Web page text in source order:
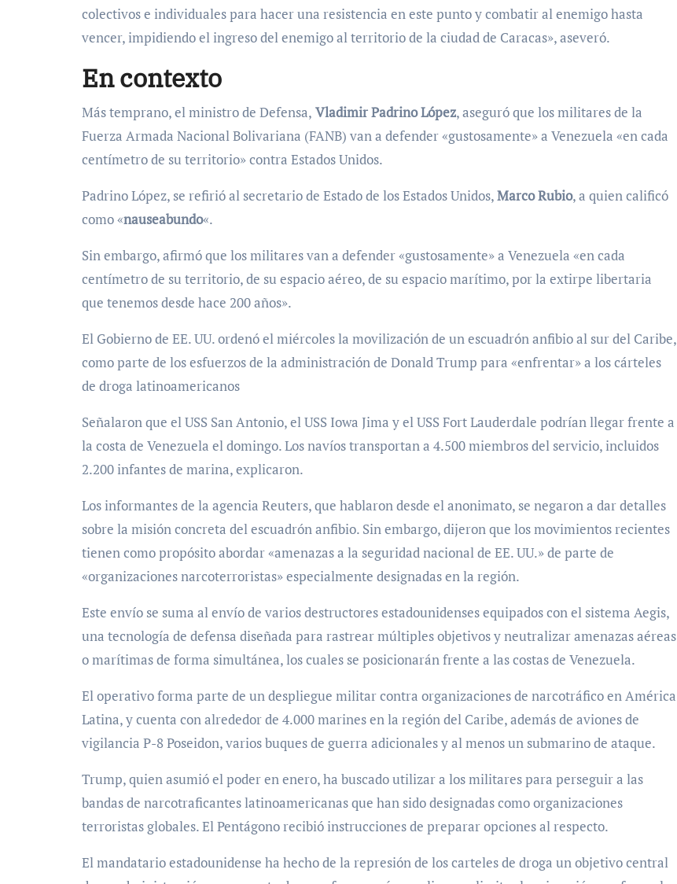
colectivos e individuales para hacer una resistencia en este punto y combatir al enemigo hasta
vencer, impidiendo el ingreso del enemigo al territorio de la ciudad de Caracas», aseveró.
En contexto
Más temprano, el ministro de Defensa, Vladimir Padrino López, aseguró que los militares de la
Fuerza Armada Nacional Bolivariana (FANB) van a defender «gustosamente» a Venezuela «en cada
centímetro de su territorio» contra Estados Unidos.
Padrino López, se refirió al secretario de Estado de los Estados Unidos,Marco Rubio, a quien calificó
como «nauseabundo«.
Sin embargo, afirmó que los militares van a defender «gustosamente» a Venezuela «en cada
centímetro de su territorio, de su espacio aéreo, de su espacio marítimo, por la extirpe libertaria
que tenemos desde hace 200 años».
El Gobierno de EE. UU. ordenó el miércoles la movilización de un escuadrón anfibio al sur del Caribe,
como parte de los esfuerzos de la administración de Donald Trump para «enfrentar» a los cárteles
de droga latinoamericanos
Señalaron que el USS San Antonio, el USS Iowa Jima y el USS Fort Lauderdale podrían llegar frente a
la costa de Venezuela el domingo. Los navíos transportan a 4.500 miembros del servicio, incluidos
2.200 infantes de marina, explicaron.
Los informantes de la agencia Reuters, que hablaron desde el anonimato, se negaron a dar detalles
sobre la misión concreta del escuadrón anfibio. Sin embargo, dijeron que los movimientos recientes
tienen como propósito abordar «amenazas a la seguridad nacional de EE. UU.» de parte de
«organizaciones narcoterroristas» especialmente designadas en la región.
Este envío se suma al envío de varios destructores estadounidenses equipados con el sistema Aegis,
una tecnología de defensa diseñada para rastrear múltiples objetivos y neutralizar amenazas aéreas
o marítimas de forma simultánea, los cuales se posicionarán frente a las costas de Venezuela.
El operativo forma parte de un despliegue militar contra organizaciones de narcotráfico en América
Latina, y cuenta con alrededor de 4.000 marines en la región del Caribe, además de aviones de
vigilancia P-8 Poseidon, varios buques de guerra adicionales y al menos un submarino de ataque.
Trump, quien asumió el poder en enero, ha buscado utilizar a los militares para perseguir a las
bandas de narcotraficantes latinoamericanas que han sido designadas como organizaciones
terroristas globales. El Pentágono recibió instrucciones de preparar opciones al respecto.
El mandatario estadounidense ha hecho de la represión de los carteles de droga un objetivo central